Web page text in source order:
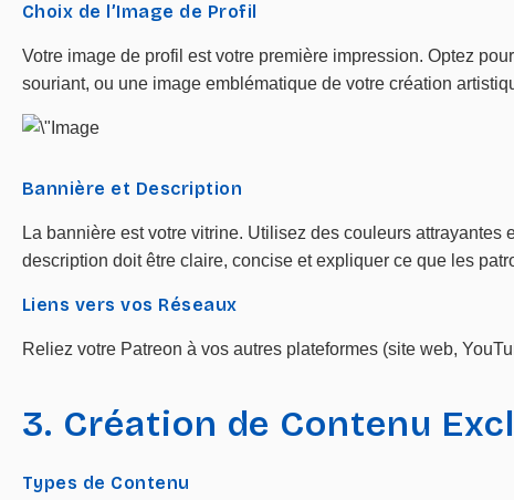
Choix de l’Image de Profil
Votre image de profil est votre première impression. Optez
souriant, ou une image emblématique de votre création
Bannière et Description
La bannière est votre vitrine. Utilisez des couleurs
description doit être claire, concise et expliquer ce que les
Liens vers vos Réseaux
Reliez votre Patreon à vos autres plateformes (site web,
3. Création de Contenu
Types de Contenu